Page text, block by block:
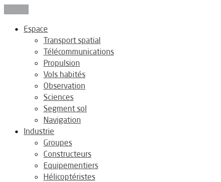
Espace
Transport spatial
Télécommunications
Propulsion
Vols habités
Observation
Sciences
Segment sol
Navigation
Industrie
Groupes
Constructeurs
Equipementiers
Hélicoptéristes